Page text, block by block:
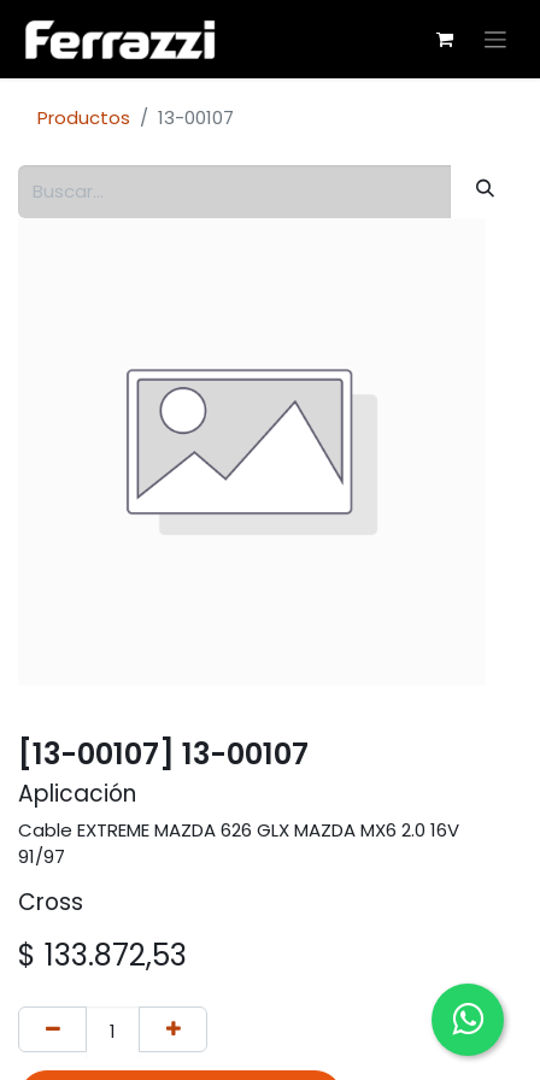
Productos 13-00107
[13-00107] 13-00107
Aplicación
Cable EXTREME MAZDA 626 GLX MAZDA MX6 2.0 16V
91/97
Cross
$ 133.872,53